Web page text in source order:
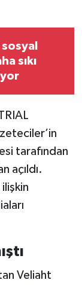
sıkı
tarafından
açıldı.
ilişkin
Veliaht